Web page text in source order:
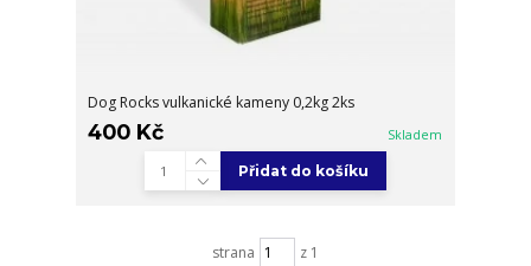
Dog Rocks vulkanické kameny 0,2kg 2ks
400 Kč Skladem
Přidat do košíku
strana z 1